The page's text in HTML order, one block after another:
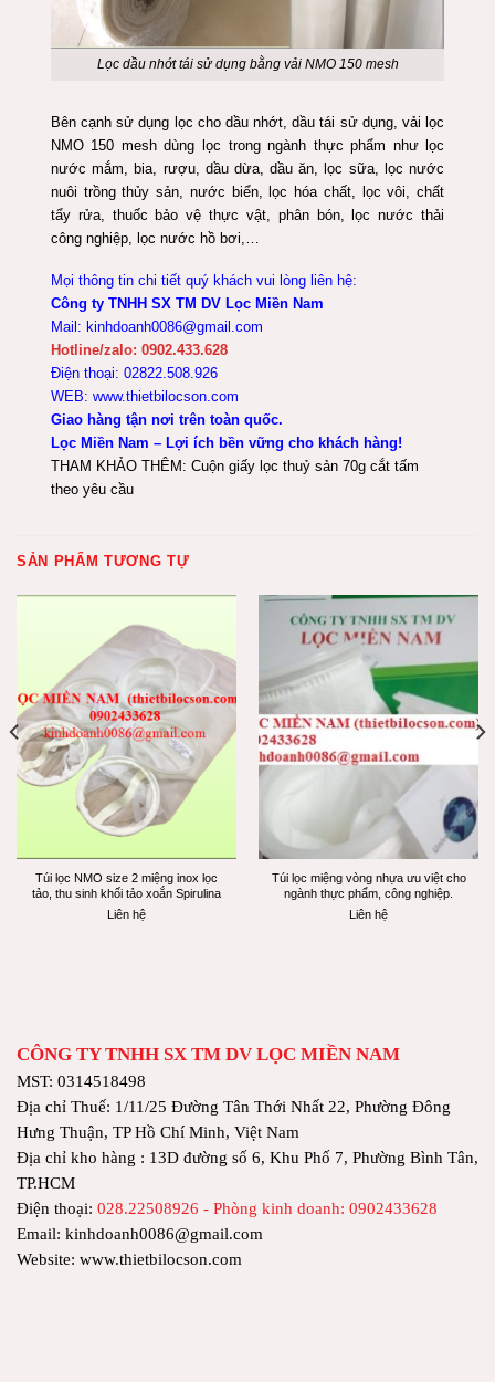
Lọc dầu nhớt tái sử dụng bằng vải NMO 150 mesh
Bên cạnh sử dụng lọc cho dầu nhớt, dầu tái sử dụng, vải lọc
NMO 150 mesh dùng lọc trong ngành thực phẩm như lọc
nước mắm, bia, rượu, dầu dừa, dầu ăn, lọc sữa, lọc nước
nuôi trồng thủy sản, nước biển, lọc hóa chất, lọc vôi, chất
tẩy rửa, thuốc bảo vệ thực vật, phân bón, lọc nước thải
công nghiệp, lọc nước hồ bơi,…
Mọi thông tin chi tiết quý khách vui lòng liên hệ:
Công ty TNHH SX TM DV Lọc Miền Nam
Mail: kinhdoanh0086@gmail.com
Hotline/zalo: 0902.433.628
Điện thoại: 02822.508.926
WEB: www.thietbilocson.com
Giao hàng tận nơi trên toàn quốc.
Lọc Miền Nam – Lợi ích bền vững cho khách hàng!
THAM KHẢO THÊM: Cuộn giấy lọc thuỷ sản 70g cắt tấm
theo yêu cầu
SẢN PHẨM TƯƠNG TỰ
Túi lọc NMO size 2 miệng inox lọc
tảo, thu sinh khối tảo xoắn Spirulina
Liên hệ
Túi lọc miệng vòng nhựa ưu việt cho
ngành thực phẩm, công nghiệp.
Liên hệ
CÔNG TY TNHH SX TM DV LỌC MIỀN NAM
MST: 0314518498
Địa chỉ Thuế: 1/11/25 Đường Tân Thới Nhất 22, Phường Đông
Hưng Thuận, TP Hồ Chí Minh, Việt Nam
Địa chỉ kho hàng : 13D đường số 6, Khu Phố 7, Phường Bình Tân,
TP.HCM
Điện thoại: 028.22508926 - Phòng kinh doanh: 0902433628
Email: kinhdoanh0086@gmail.com
Website: www.thietbilocson.com